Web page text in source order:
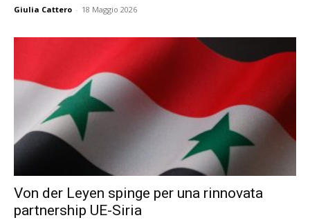
Giulia Cattero - 18 Maggio 2026
Von der Leyen spinge per una rinnovata
partnership UE-Siria